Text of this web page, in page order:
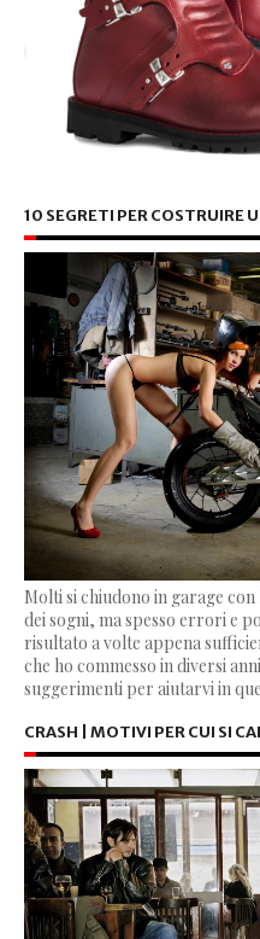
10 SEGRETI PER COSTRUIRE
Molti si chiudono in garage
dei sogni, ma spesso errori e
risultato a volte appena
che ho commesso in diversi
suggerimenti per aiutarvi in
CRASH | MOTIVI PER CUI SI